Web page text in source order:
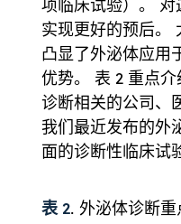
项临床试验）。
实现更好的预后。
凸显了外泌体应用
优势。 表 2 重点
诊断相关的公司、
我们最近发布的外
面的诊断性临床试
表 2. 外泌体诊断